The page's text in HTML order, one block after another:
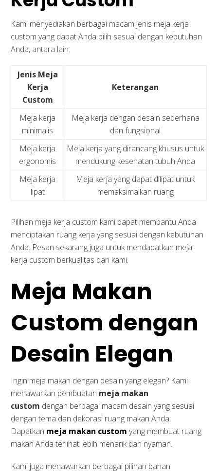
Kami menyediakan berbagai macam jenis meja kerja
custom yang dapat Anda pilih sesuai dengan kebutuhan
Anda, antara lain:
Jenis Meja
Kerja
Custom
Keterangan
Meja kerja
minimalis
Meja kerja dengan desain sederhana
dan fungsional
Meja kerja
ergonomis
Meja kerja yang dirancang khusus untuk
mendukung kesehatan tubuh Anda
Meja kerja
lipat
Meja kerja yang dapat dilipat untuk
memaksimalkan ruang
Pilihan meja kerja custom kami dapat membantu Anda
menciptakan ruang kerja yang sesuai dengan kebutuhan
Anda. Pesan sekarang juga untuk mendapatkan meja
kerja custom berkualitas dari kami.
Meja Makan
Custom dengan
Desain Elegan
Ingin meja makan dengan desain yang elegan? Kami
menawarkan pembuatan meja makan
custom dengan berbagai macam desain yang sesuai
dengan tema dan dekorasi ruang makan Anda.
Dapatkan meja makan custom yang membuat ruang
makan Anda terlihat lebih menarik dan nyaman.
Kami juga menawarkan berbagai pilihan bahan